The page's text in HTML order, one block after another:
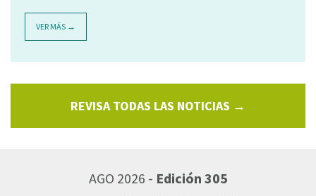
VER MÁS →
REVISA TODAS LAS NOTICIAS →
AGO 2026 - Edición 305